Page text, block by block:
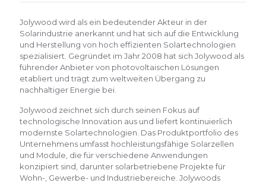
Jolywood wird als ein bedeutender Akteur in der
Solarindustrie anerkannt und hat sich auf die Entwicklung
und Herstellung von hoch effizienten Solartechnologien
spezialisiert. Gegründet im Jahr 2008 hat sich Jolywood als
führender Anbieter von photovoltaischen Lösungen
etabliert und trägt zum weltweiten Übergang zu
nachhaltiger Energie bei.
Jolywood zeichnet sich durch seinen Fokus auf
technologische Innovation aus und liefert kontinuierlich
modernste Solartechnologien. Das Produktportfolio des
Unternehmens umfasst hochleistungsfähige Solarzellen
und Module, die für verschiedene Anwendungen
konzipiert sind, darunter solarbetriebene Projekte für
Wohn-, Gewerbe- und Industriebereiche. Jolywoods